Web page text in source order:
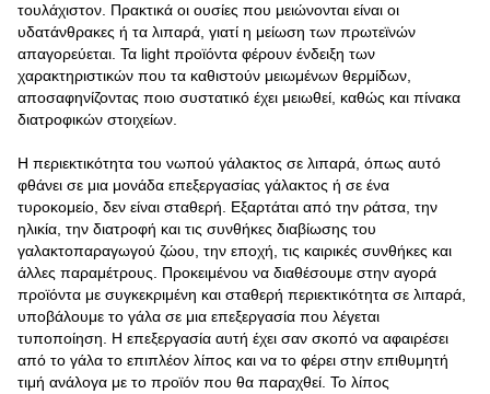
τουλάχιστον. Πρακτικά οι ουσίες που μειώνονται είναι οι
υδατάνθρακες ή τα λιπαρά, γιατί η μείωση των πρωτεϊνών
απαγορεύεται. Τα light προϊόντα φέρουν ένδειξη των
χαρακτηριστικών που τα καθιστούν μειωμένων θερμίδων,
αποσαφηνίζοντας ποιο συστατικό έχει μειωθεί, καθώς και πίνακα
διατροφικών στοιχείων.
Η περιεκτικότητα του νωπού γάλακτος σε λιπαρά, όπως αυτό
φθάνει σε μια μονάδα επεξεργασίας γάλακτος ή σε ένα
τυροκομείο, δεν είναι σταθερή. Εξαρτάται από την ράτσα, την
ηλικία, την διατροφή και τις συνθήκες διαβίωσης του
γαλακτοπαραγωγού ζώου, την εποχή, τις καιρικές συνθήκες και
άλλες παραμέτρους. Προκειμένου να διαθέσουμε στην αγορά
προϊόντα με συγκεκριμένη και σταθερή περιεκτικότητα σε λιπαρά,
υποβάλουμε το γάλα σε μια επεξεργασία που λέγεται
τυποποίηση. Η επεξεργασία αυτή έχει σαν σκοπό να αφαιρέσει
από το γάλα το επιπλέον λίπος και να το φέρει στην επιθυμητή
τιμή ανάλογα με το προϊόν που θα παραχθεί. Το λίπος